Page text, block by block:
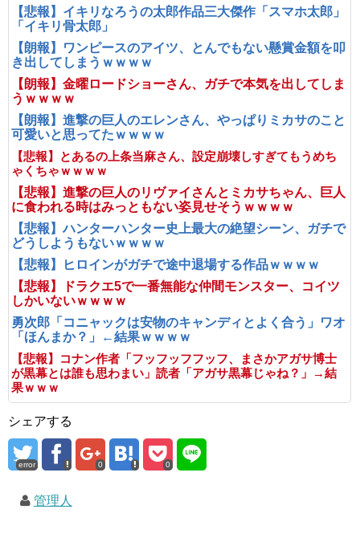
【悲報】イキリなろうの太郎作品三大傑作「スマホ太郎」
「イキリ骨太郎」
【朗報】ワンピースのアイツ、とんでもない懸賞金額を叩
き出してしまうｗｗｗｗ
【朗報】金曜ロードショーさん、ガチで本気を出してしま
うｗｗｗｗ
【朗報】進撃の巨人のエレンさん、やっぱりミカサのこと
可愛いと思ってたｗｗｗｗ
【悲報】とあるの上条当麻さん、設定崩壊しすぎてもうめち
ゃくちゃｗｗｗｗ
【悲報】進撃の巨人のリヴァイさんとミカサちゃん、巨人
に食われる時はみっともない姿見せそうｗｗｗｗ
【悲報】ハンターハンター史上最大の絶望シーン、ガチで
どうしようもないｗｗｗｗ
【悲報】ヒロインがガチで途中退場する作品ｗｗｗｗ
【悲報】ドラクエ5で一番無能な仲間モンスター、コイツ
しかいないｗｗｗｗ
勇次郎「コニャックは安物のキャンディとよく合う」ワオ
「ほんまか？」←結果ｗｗｗｗ
【悲報】コナン作者「フッフッフフッフ、まさかアガサ博士
が黒幕とは誰も思わまい」読者「アガサ黒幕じゃね？」→結
果ｗｗｗ
シェアする
error 0 0
管理人